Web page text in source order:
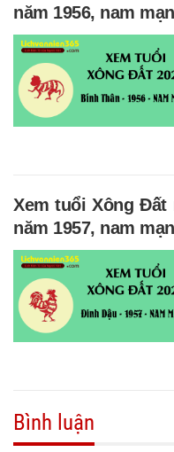
năm 1956, nam
Xem tuổi Xông
năm 1957, nam
Bình luận